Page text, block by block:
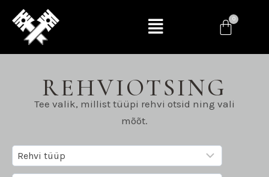
REHVIOTSING
Tee valik, millist tüüpi rehvi otsid ning vali
mõõt.